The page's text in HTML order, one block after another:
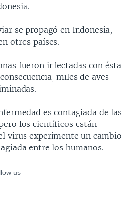
se propagó en Indonesia,
otros países.
fueron infectadas con ésta
miles de aves
es contagiada de las
los científicos están
virus experimente un cambio
entre los humanos.
us